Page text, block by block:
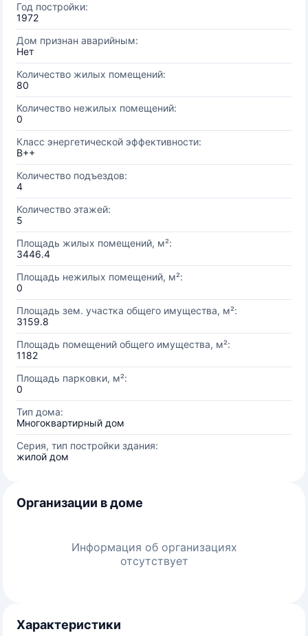
Год постройки:
1972
Дом признан аварийным:
Нет
Количество жилых помещений:
80
Количество нежилых помещений:
0
Класс энергетической эффективности:
B++
Количество подъездов:
4
Количество этажей:
5
Площадь жилых помещений, м²:
3446.4
Площадь нежилых помещений, м²:
0
Площадь зем. участка общего имущества, м²:
3159.8
Площадь помещений общего имущества, м²:
1182
Площадь парковки, м²:
0
Тип дома:
Многоквартирный дом
Серия, тип постройки здания:
жилой дом
Организации в доме
Информация об организациях
отсутствует
Характеристики